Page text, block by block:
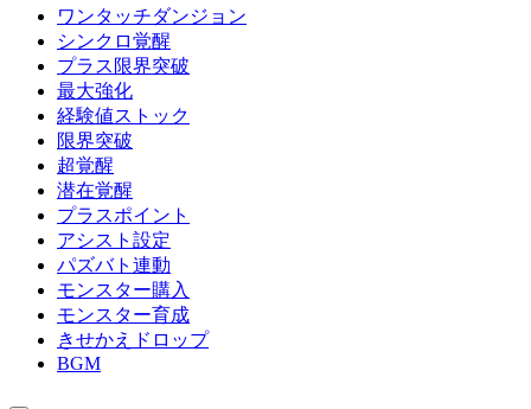
ワンタッチダンジョン
シンクロ覚醒
プラス限界突破
最大強化
経験値ストック
限界突破
超覚醒
潜在覚醒
プラスポイント
アシスト設定
パズバト連動
モンスター購入
モンスター育成
きせかえドロップ
BGM